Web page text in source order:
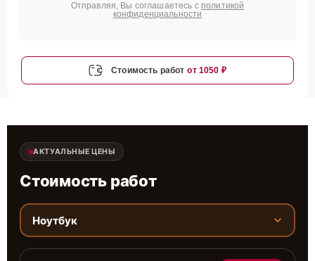
Отправляя, Вы соглашаетесь с политикой
конфиденциальности
Стоимость работ от 1050 ₽
АКТУАЛЬНЫЕ ЦЕНЫ
Стоимость работ
Ноутбук